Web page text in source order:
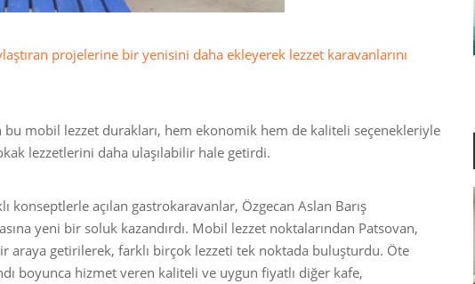
projelerine bir yenisini daha ekleyerek lezzet karavanlarını
bu mobil lezzet durakları, hem ekonomik hem de kaliteli seçenekleriyle
lezzetlerini daha ulaşılabilir hale getirdi.
açılan gastrokaravanlar, Özgecan Aslan Barış
yeni bir soluk kazandırdı. Mobil lezzet noktalarından Patsovan,
araya getirilerek, farklı birçok lezzeti tek noktada buluşturdu. Öte
boyunca hizmet veren kaliteli ve uygun fiyatlı diğer kafe,